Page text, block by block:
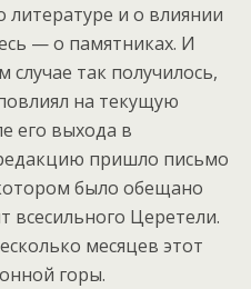
литературе и о влиянии
— о памятниках. И
случае так получилось,
на текущую
его выхода в
пришло письмо
было обещано
Церетели.
месяцев этот
горы.